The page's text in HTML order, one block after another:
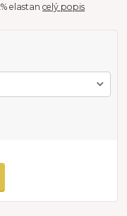
elastancelý popis